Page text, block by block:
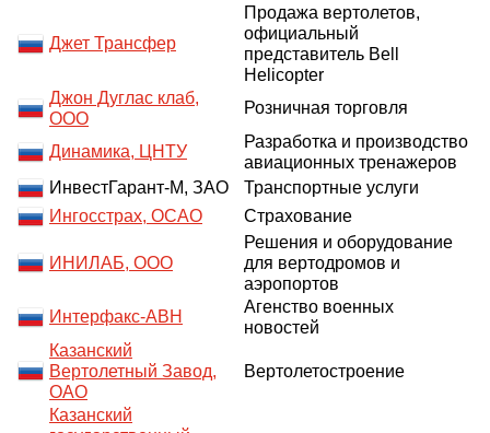
Джет Трансфер
Продажа вертолетов,
официальный
представитель Bell
Helicopter
Джон Дуглас клаб,
ООО
Розничная торговля
Динамика, ЦНТУ
Разработка и производство
авиационных тренажеров
ИнвестГарант-М, ЗАО
Транспортные услуги
Ингосстрах, ОСАО
Страхование
ИНИЛАБ, ООО
Решения и оборудование
для вертодромов и
аэропортов
Интерфакс-АВН
Агенство военных
новостей
Казанский
Вертолетный Завод,
ОАО
Вертолетостроение
Казанский